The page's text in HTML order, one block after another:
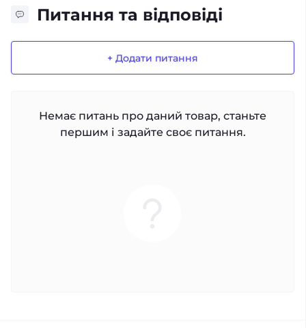
Питання та відповіді
+ Додати питання
Немає питань про даний товар, станьте
першим і задайте своє питання.